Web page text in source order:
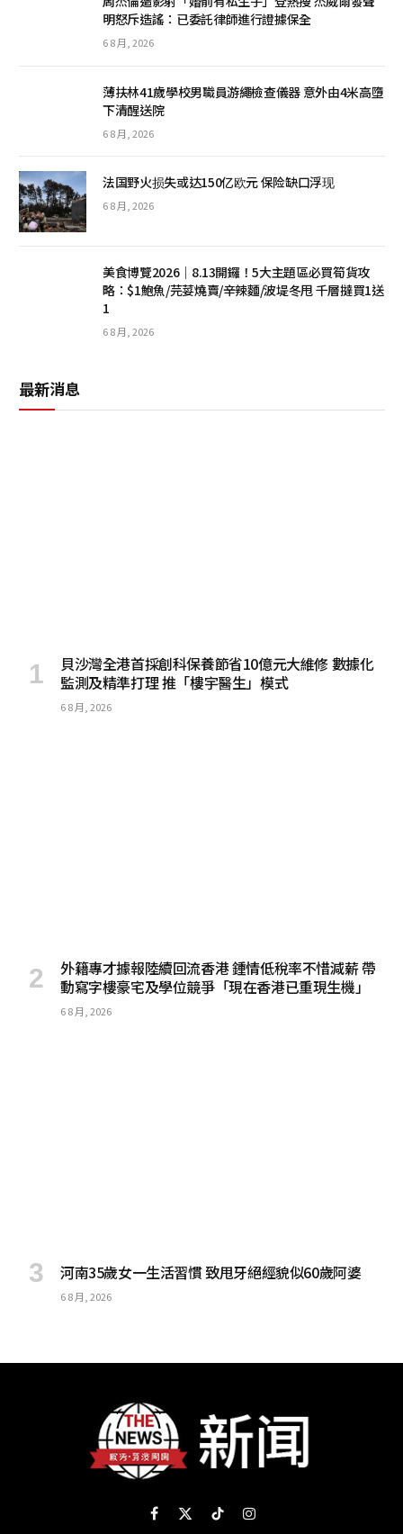
明怒斥造謠：已委託律師進行證據保全
6 8 月, 2026
薄扶林41歲學校男職員游繩檢查儀器 意外由4米高墮
下清醒送院
6 8 月, 2026
法国野火损失或达150亿欧元 保险缺口浮现
6 8 月, 2026
美食博覽2026｜8.13開鑼！5大主題區必買筍貨攻
略：$1鮑魚/芫荽燒賣/辛辣麵/波堤冬甩 千層撻買1送
1
6 8 月, 2026
最新消息
貝沙灣全港首採創科保養節省10億元大維修 數據化
監測及精準打理 推「樓宇醫生」模式
6 8 月, 2026
外籍專才據報陸續回流香港 鍾情低稅率不惜減薪 帶
動寫字樓豪宅及學位競爭「現在香港已重現生機」
6 8 月, 2026
河南35歲女一生活習慣 致甩牙絕經貌似60歲阿婆
6 8 月, 2026
Facebook
X
TikTokInstagram